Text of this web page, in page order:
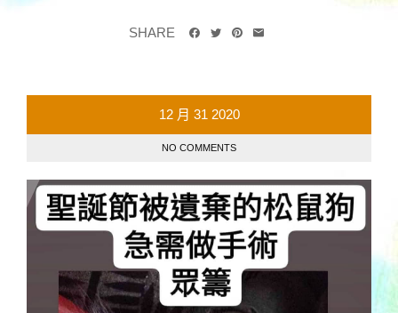
SHARE
12 月 31 2020
NO COMMENTS